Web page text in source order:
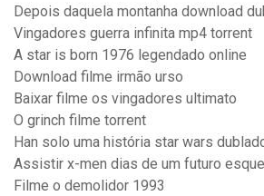
Depois daquela montanha download
Vingadores guerra infinita mp4 torrent
A star is born 1976 legendado online
Download filme irmão urso
Baixar filme os vingadores ultimato
O grinch filme torrent
Han solo uma história star wars
Assistir x-men dias de um futuro
Filme o demolidor 1993